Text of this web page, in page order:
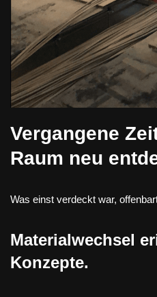
Vergangene
Raum neu
Was einst verdeckt war,
Materialwechsel
Konzepte.